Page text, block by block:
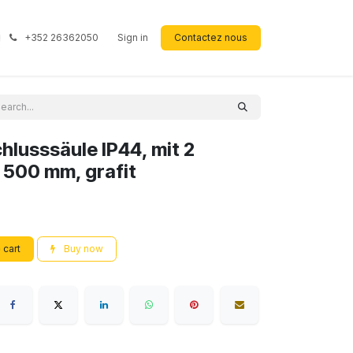
+352 26362050 Sign in Contactez nous
IP44, mit 2
mm, grafit
cart Buy now